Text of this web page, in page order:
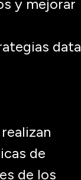
y mejorar
data
de
de los